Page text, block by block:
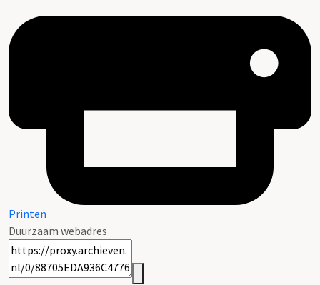
Printen
Duurzaam webadres